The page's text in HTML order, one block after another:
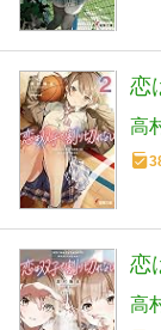
恋
高
恋
高